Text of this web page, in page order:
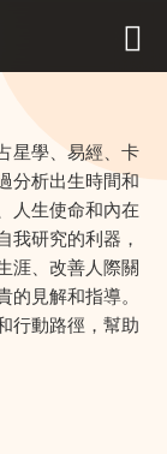
星學、易經、卡
分析出生時間和
人生使命和內在
我研究的利器，
涯、改善人際關
見解和指導。
行動路徑，幫助